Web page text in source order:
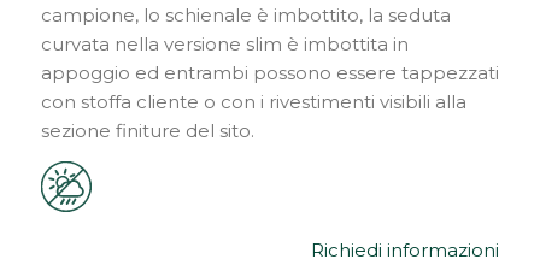
campione, lo schienale è imbottito, la seduta
curvata nella versione slim è imbottita in
appoggio ed entrambi possono essere tappezzati
con stoffa cliente o con i rivestimenti visibili alla
sezione finiture del sito.
Richiedi informazioni